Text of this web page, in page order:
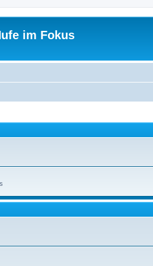
im Fokus